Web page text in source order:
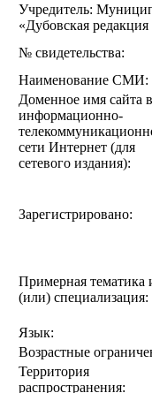
Учредитель:
«Дубовская
№ свидетельства:
Наименование СМИ:
Доменное имя сайта в
информационно-
сети Интернет (для
сетевого издания):
Зарегистрировано:
Примерная тематика
(или) специализация:
Язык:
Возрастные
Территория
распространения: